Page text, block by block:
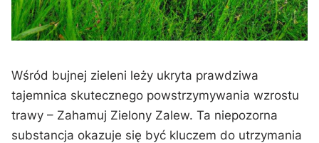
Wśród bujnej zieleni leży ukryta prawdziwa
tajemnica skutecznego powstrzymywania wzrostu
⁣trawy – Zahamuj Zielony Zalew. ​Ta niepozorna
substancja okazuje się być kluczem do utrzymania